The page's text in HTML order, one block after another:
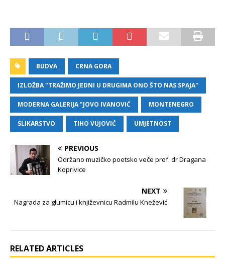
BUDVA CRNA GORA
IZLOŽBA "TRAŽIMO JEDNI U DRUGIMA ONO ŠTO NAS SPAJA"
MODERNA GALERIJA "JOVO IVANOVIĆ MONTENEGRO
SLIKARSTVO TIHO VUJOVIĆ UMJETNOST
PREVIOUS
Održano muzičko poetsko veče prof. dr Dragana
Koprivice
NEXT
Nagrada za glumicu i književnicu Radmilu Knežević
RELATED ARTICLES